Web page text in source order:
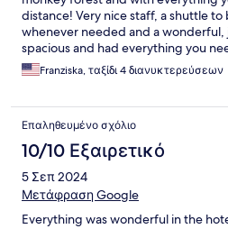
distance! Very nice staff, a shuttle
whenever needed and a wonderful,
spacious and had everything you
Franziska, ταξίδι 4 διανυκτερεύσεων
Επαληθευμένο σχόλιο
10/10 Εξαιρετικό
5 Σεπ 2024
Μετάφραση Google
Everything was wonderful in the